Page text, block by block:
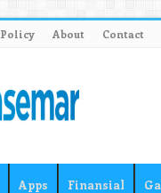
About Contact
Apps Finansial